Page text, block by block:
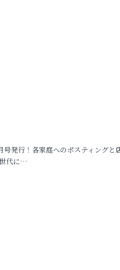
号発行！各家庭へのポスティングと
代に…